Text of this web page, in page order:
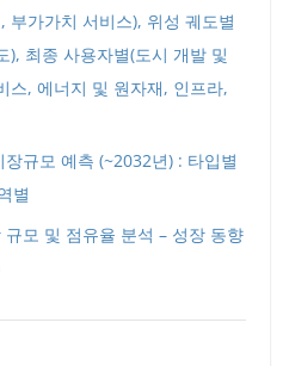
부가가치 서비스), 위성 궤도별
), 최종 사용자별(도시 개발 및
스, 에너지 및 원자재, 인프라,
규모 예측 (~2032년) : 타입별
별
모 및 점유율 분석 – 성장 동향